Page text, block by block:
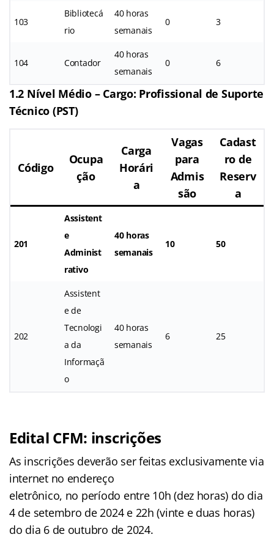
103
Bibliotecá
rio
40 horas
semanais
0 3
104 Contador
40 horas
semanais
0 6
1.2 Nível Médio – Cargo: Profissional de Suporte
Técnico (PST)
Código
Ocupa
ção
Carga
Horári
a
Vagas
para
Admis
são
Cadast
ro de
Reserv
a
201
Assistent
e
Administ
rativo
40 horas
semanais
10 50
202
Assistent
e de
Tecnologi
a da
Informaçã
o
40 horas
semanais
6 25
Edital CFM: inscrições
As inscrições deverão ser feitas exclusivamente via
internet no endereço
eletrônico, no período entre 10h (dez horas) do dia
4 de setembro de 2024 e 22h (vinte e duas horas)
do dia 6 de outubro de 2024.